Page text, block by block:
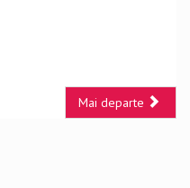
Mai departe